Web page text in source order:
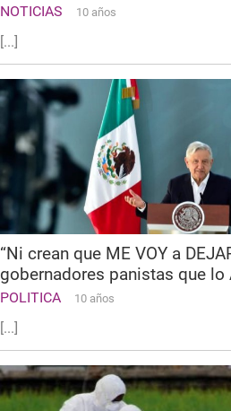
NOTICIAS 10 años
[...]
“Ni crean que ME VOY a
gobernadores panistas que lo
POLITICA 10 años
[...]